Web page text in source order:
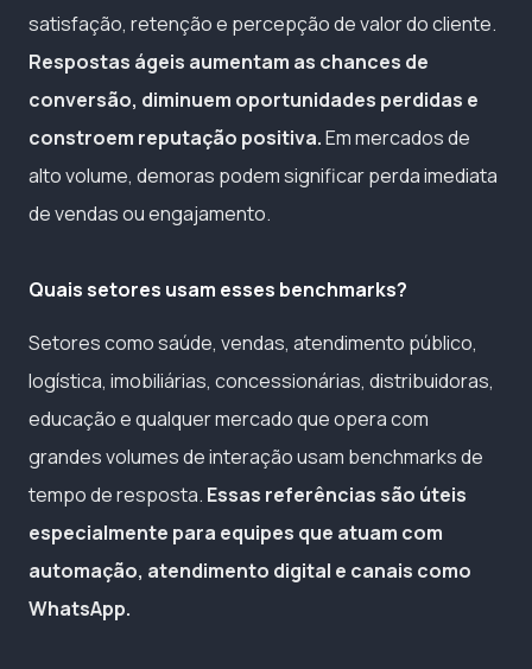
satisfação, retenção e percepção de valor do cliente.
Respostas ágeis aumentam as chances de
conversão, diminuem oportunidades perdidas e
constroem reputação positiva.Em mercados de
alto volume, demoras podem significar perda imediata
de vendas ou engajamento.
Quais setores usam esses benchmarks?
Setores como saúde, vendas, atendimento público,
logística, imobiliárias, concessionárias, distribuidoras,
educação e qualquer mercado que opera com
grandes volumes de interação usam benchmarks de
tempo de resposta. Essas referências são úteis
especialmente para equipes que atuam com
automação, atendimento digital e canais como
WhatsApp.